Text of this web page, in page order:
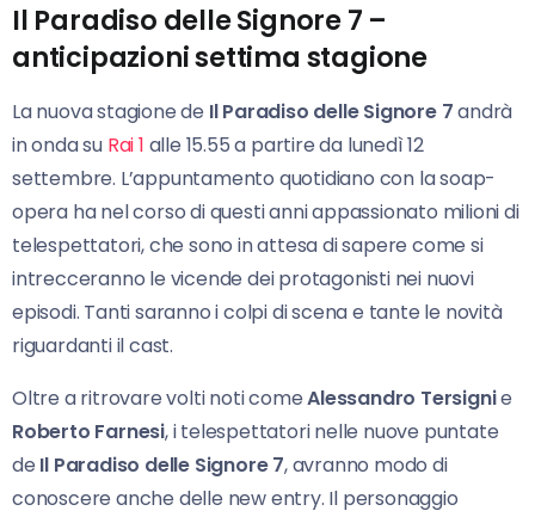
Il Paradiso delle Signore 7 –
anticipazioni settima stagione
La nuova stagione de Il Paradiso delle Signore 7andrà
in onda su Rai 1 alle 15.55 a partire da lunedì 12
settembre. L’appuntamento quotidiano con la soap-
opera ha nel corso di questi anni appassionato milioni di
telespettatori, che sono in attesa di sapere come si
intrecceranno le vicende dei protagonisti nei nuovi
episodi. Tanti saranno i colpi di scena e tante le novità
riguardanti il cast.
Oltre a ritrovare volti noti comeAlessandro Tersignie
Roberto Farnesi, i telespettatori nelle nuove puntate
de Il Paradiso delle Signore 7, avranno modo di
conoscere anche delle new entry. Il personaggio